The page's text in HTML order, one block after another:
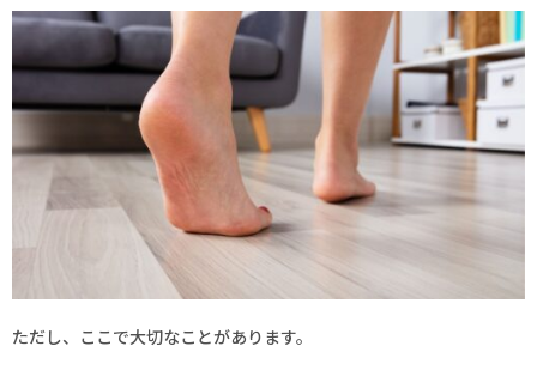
ただし、ここで大切なことがあります。